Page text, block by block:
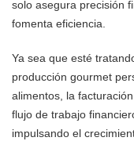
solo asegura precisión
fomenta eficiencia.
Ya sea que esté
producción gourmet
alimentos, la
flujo de trabajo
impulsando el